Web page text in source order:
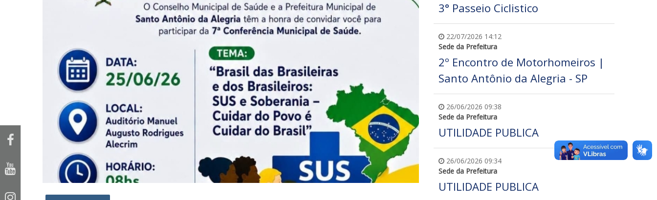
3° Passeio Ciclistico
22/07/2026 14:12
Sede da Prefeitura
2º Encontro de Motorhomeiros |
Santo Antônio da Alegria - SP
26/06/2026 09:38
Sede da Prefeitura
UTILIDADE PUBLICA
26/06/2026 09:34
Sede da Prefeitura
UTILIDADE PUBLICA